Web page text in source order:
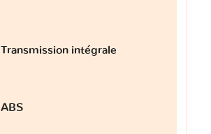
Transmission intégrale
ABS